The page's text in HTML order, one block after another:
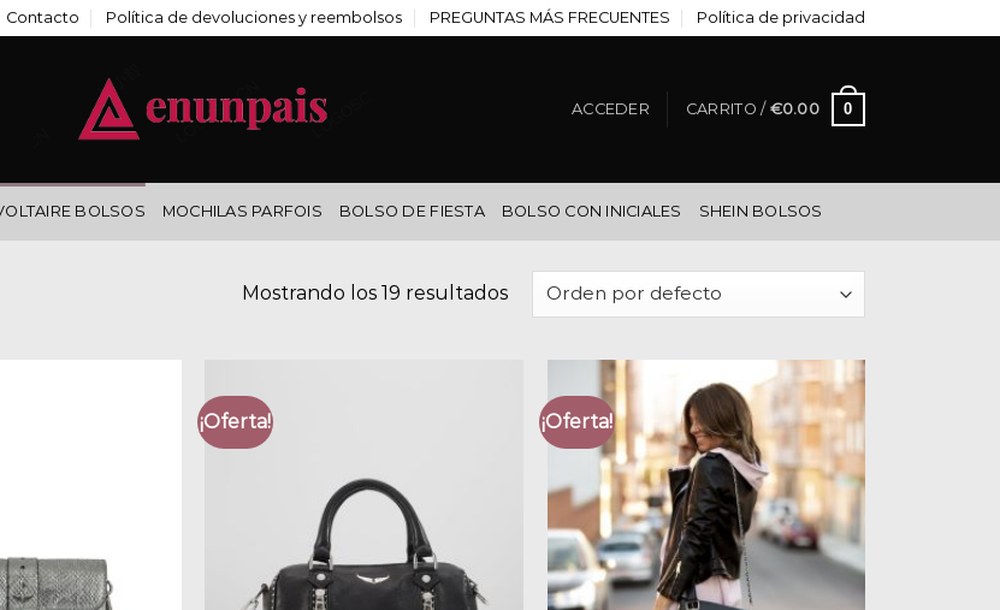
Contacto Política de devoluciones y reembolsos PREGUNTAS MÁS FRECUENTES Política de privacidad
ACCEDER CARRITO / €0.00 0
BOLSOS MOCHILAS PARFOIS BOLSO DE FIESTA BOLSO CON INICIALES SHEIN BOLSOS
Mostrando los 19 resultados
¡Oferta! ¡Oferta!